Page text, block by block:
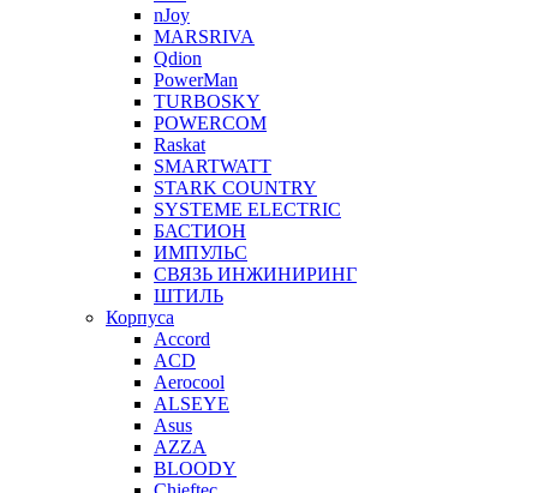
nJoy
MARSRIVA
Qdion
PowerMan
TURBOSKY
POWERCOM
Raskat
SMARTWATT
STARK COUNTRY
SYSTEME ELECTRIC
БАСТИОН
ИМПУЛЬС
СВЯЗЬ ИНЖИНИРИНГ
ШТИЛЬ
Корпуса
Accord
ACD
Aerocool
ALSEYE
Asus
AZZA
BLOODY